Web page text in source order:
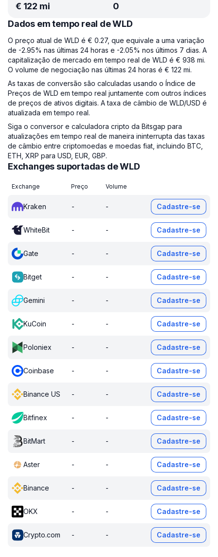
€ 122 mi
0
Dados em tempo real de WLD
O preço atual de WLD é € 0.27, que equivale a uma variação
de -2.95% nas últimas 24 horas e -2.05% nos últimos 7 dias. A
capitalização de mercado em tempo real de WLD é € 938 mi.
O volume de negociação nas últimas 24 horas é € 122 mi.
As taxas de conversão são calculadas usando o Índice de
Preços de WLD em tempo real juntamente com outros índices
de preços de ativos digitais. A taxa de câmbio de WLD/USD é
atualizada em tempo real.
Siga o conversor e calculadora cripto da Bitsgap para
atualizações em tempo real de maneira ininterrupta das taxas
de câmbio entre criptomoedas e moedas fiat, incluindo BTC,
ETH, XRP para USD, EUR, GBP.
Exchanges suportadas de WLD
Exchange Preço Volume
Kraken - - Cadastre-se
WhiteBit - - Cadastre-se
Gate - - Cadastre-se
Bitget - - Cadastre-se
Gemini - - Cadastre-se
KuCoin - - Cadastre-se
Poloniex - - Cadastre-se
Coinbase - - Cadastre-se
Binance US - - Cadastre-se
Bitfinex - - Cadastre-se
BitMart - - Cadastre-se
Aster - - Cadastre-se
Binance - - Cadastre-se
OKX - - Cadastre-se
Crypto.com - - Cadastre-se